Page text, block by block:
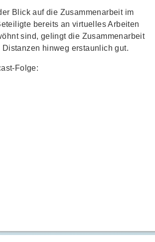
Blick auf die Zusammenarbeit im
bereits an virtuelles Arbeiten
sind, gelingt die Zusammenarbeit
Distanzen hinweg erstaunlich gut.
Folge: